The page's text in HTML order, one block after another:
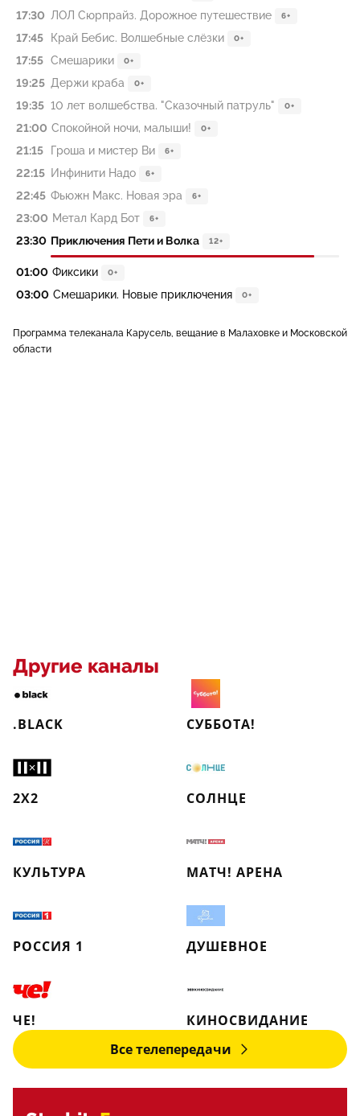
17:30 ЛОЛ Сюрпрайз. Дорожное путешествие 6+
17:45 Край Бебис. Волшебные слёзки 0+
17:55 Смешарики 0+
19:25 Держи краба 0+
19:35 10 лет волшебства. "Сказочный патруль" 0+
21:00 Спокойной ночи, малыши! 0+
21:15 Гроша и мистер Ви 6+
22:15 Инфинити Надо 6+
22:45 Фьюжн Макс. Новая эра 6+
23:00 Метал Кард Бот 6+
23:30 Приключения Пети и Волка 12+
01:00 Фиксики 0+
03:00 Смешарики. Новые приключения 0+
Программа телеканала Карусель, вещание в Малаховке и Московской
области
Другие каналы
.BLACK СУББОТА!
2X2 СОЛНЦЕ
КУЛЬТУРА МАТЧ! АРЕНА
РОССИЯ 1 ДУШЕВНОЕ
ЧЕ!
КИНОСВИДАНИЕ
Все телепередачи